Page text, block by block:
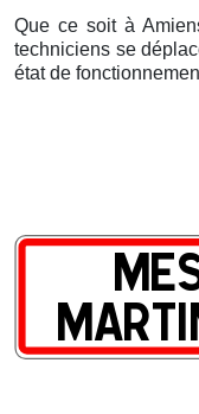
Que ce soit à
techniciens se
état de